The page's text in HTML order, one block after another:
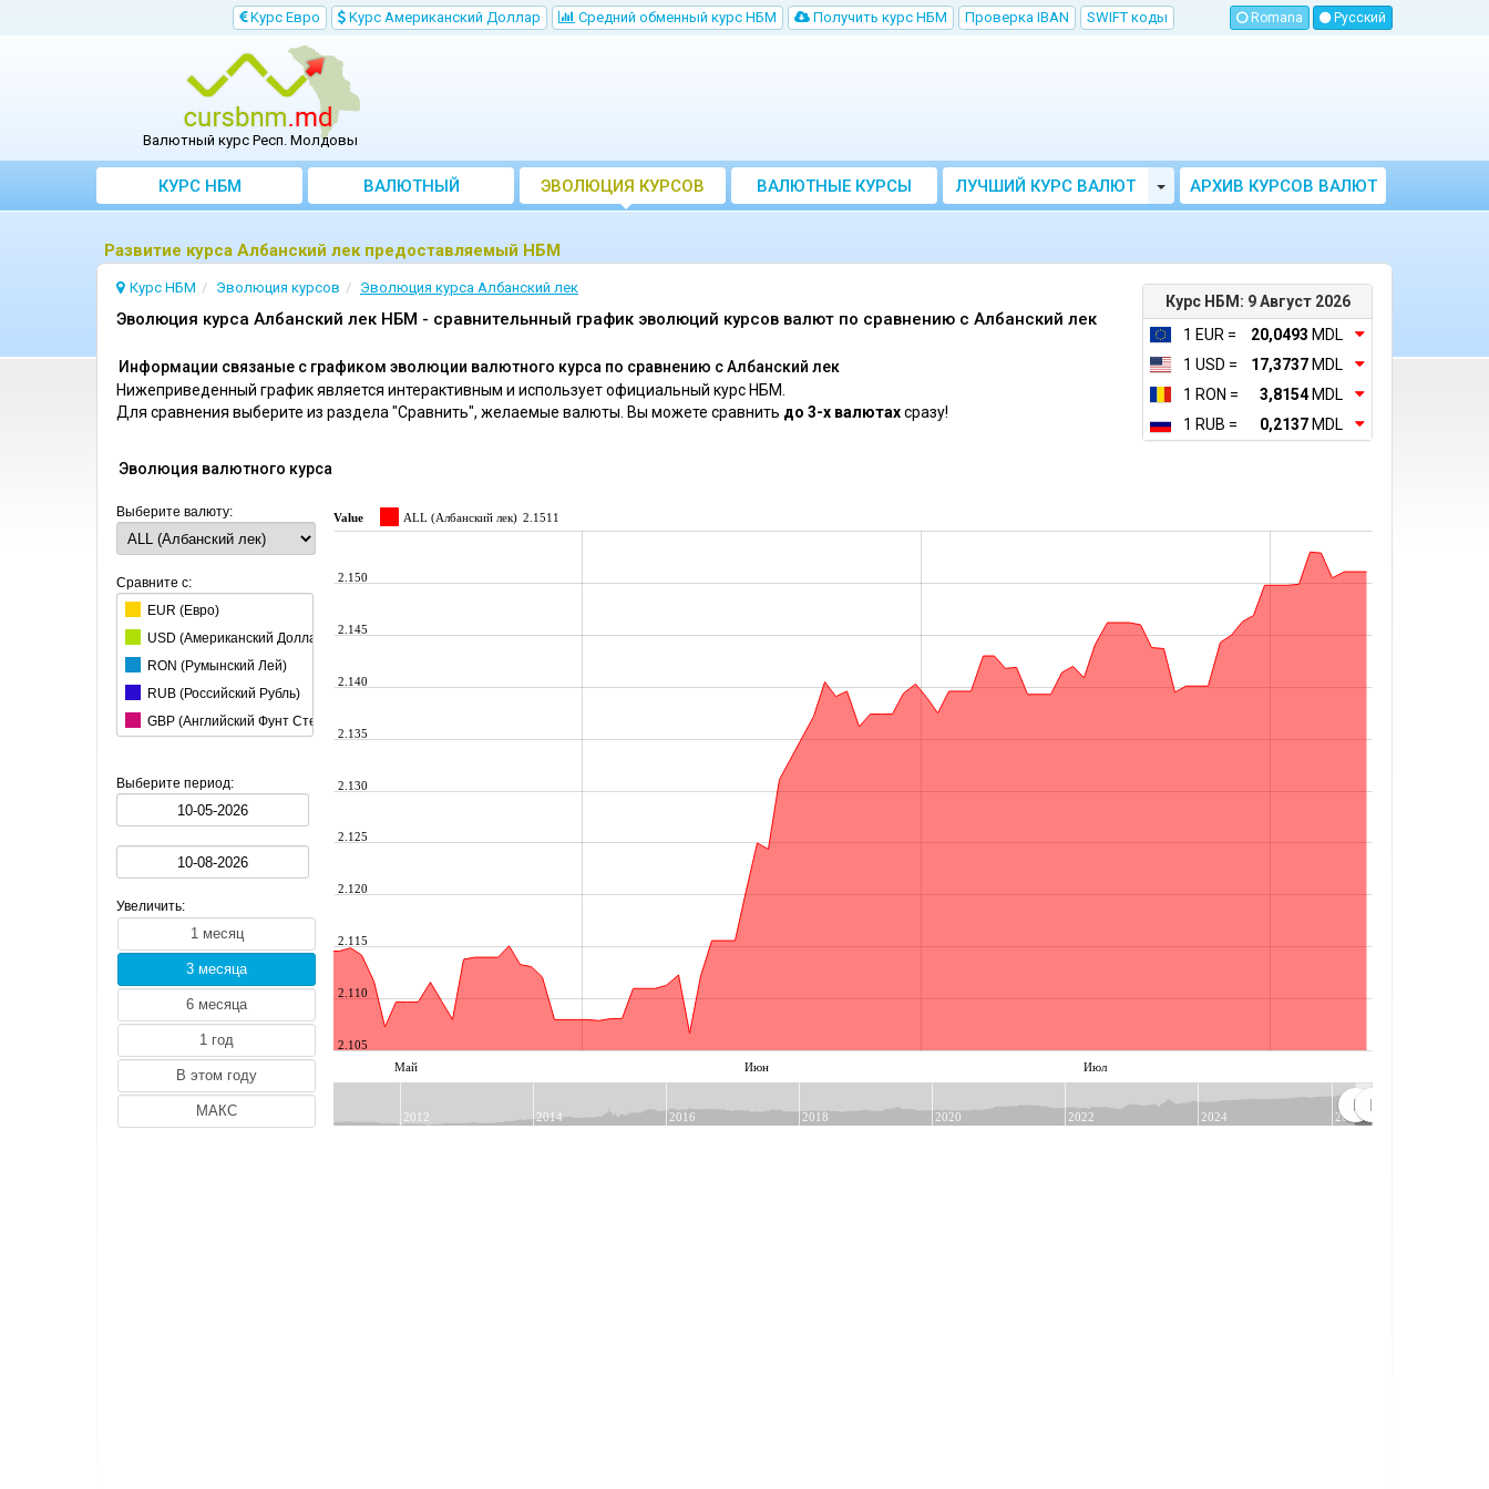
Kурс Евро Kурс Aмериканский Доллар Cредний обменный курс НБM Получить курс НБМ Проверка IBAN SWIFT коды Romana Русский
Валютный курс Респ. Молдовы
КУРС НБМ
BАЛЮТНЫЙ
KОНВЕРТЕР
ЭВОЛЮЦИЯ КУРСОВ
ВАЛЮТНЫЕ КУРСЫ
БАНКОВ
ЛУЧШИЙ КУРС ВАЛЮТ
МОЛДОВЫ
Toggle Dropdown
АРХИВ КУРСОВ ВАЛЮТ
НБМ
Развитие курса Албанский лек предоставляемый НБМ
Курс НБМ: 9 Август 2026
1 EUR =
20,0493 MDL
1 USD =
17,3737 MDL
1 RON =
3,8154MDL
1 RUB =
0,2137 MDL
Курс НБМ Эволюция курсов Эволюция курсa Албанский лек
Эволюция курса Албанский лек НБМ - сравнительнный график эволюций курсов валют по сравнению c Албанский лек
Информации связаные с графиком эволюции валютного курса по сравнению c Албанский лек
Нижеприведенный график является интерактивным и использует официальный курс НБМ.
Для сравнения выберите из раздела "Сравнить", желаемые валюты. Вы можете сравнить до 3-х валютахсразу!
Эволюция валютного курса
Выберите валюту:
Сравните с:
EUR (Евро)
USD (Aмериканский Доллар)
RON (Румынский Лей)
RUB (Российский Рубль)
GBP (Английский Фунт Стерлингов)
HUF (Венгерский Форинт)
AUD (Австралийский Доллар)
CAD (Канадский Доллар)
DKK (Датская Крона)
PLN (Польская Злота)
SEK (Шведская Крона)
BGN (Болгарский Лев)
AED (О.А.Э. Дирхам)
TRY (Турецкая Лира)
AMD (Армянский Драм)
AZN (Азербайджанский Манат)
Выберите период:
Увеличить:
Value ALL (Албанский лек) 2.1511
Май Июн Июл
2.105
2.110
2.115
2.120
2.125
2.130
2.135
2.140
2.145
2.150
2012 2014 2016 2018 2020 2022 2024 2026